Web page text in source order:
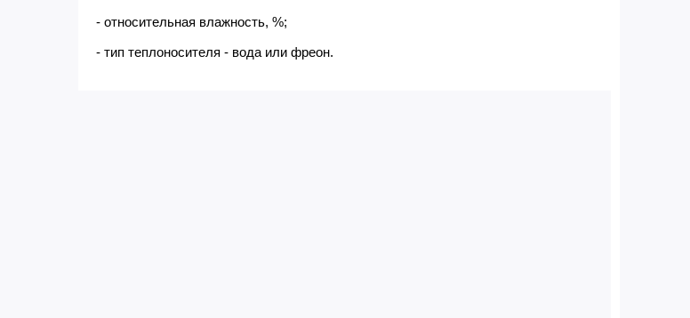
- относительная влажность, %;
- тип теплоносителя - вода или фреон.